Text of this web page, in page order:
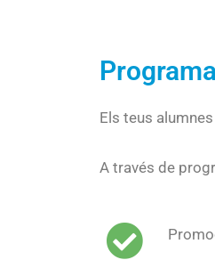
Els teus
A través de